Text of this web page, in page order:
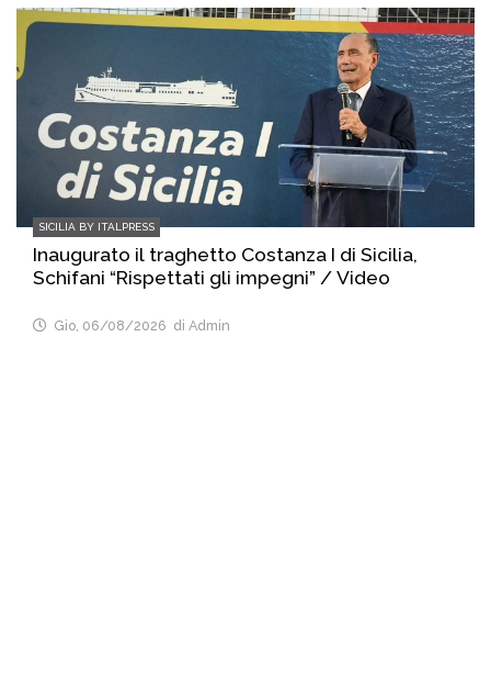
SICILIA BY ITALPRESS
Inaugurato il traghetto Costanza I di Sicilia,
Schifani “Rispettati gli impegni” / Video
Gio, 06/08/2026 di Admin